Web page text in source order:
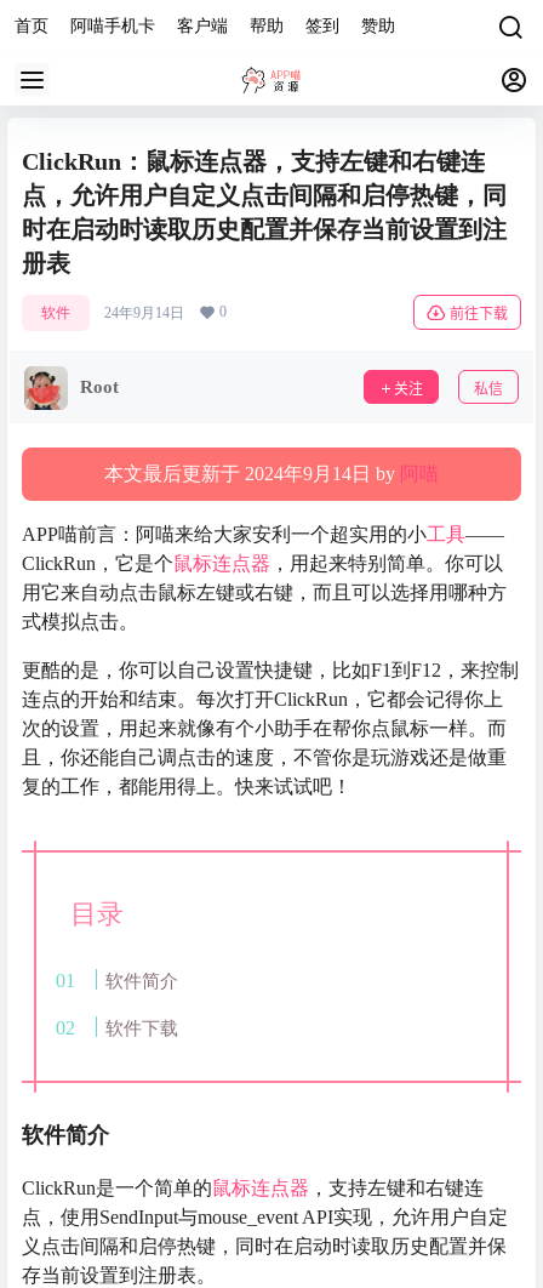
首页 阿喵手机卡 客户端 帮助 签到 赞助
ClickRun：鼠标连点器，支持左键和右键连
点，允许用户自定义点击间隔和启停热键，同
时在启动时读取历史配置并保存当前设置到注
册表
软件 24年9月14日 0 前往下载
Root 关注 私信
本文最后更新于 2024年9月14日 by 阿喵
APP喵前言：阿喵来给大家安利一个超实用的小工具——
ClickRun，它是个鼠标连点器 ，用起来特别简单。你可以
用它来自动点击鼠标左键或右键，而且可以选择用哪种方
式模拟点击。
更酷的是，你可以自己设置快捷键，比如F1到F12，来控制
连点的开始和结束。每次打开ClickRun，它都会记得你上
次的设置，用起来就像有个小助手在帮你点鼠标一样。而
且，你还能自己调点击的速度，不管你是玩游戏还是做重
复的工作，都能用得上。快来试试吧！
目录
软件简介
软件下载
软件简介
ClickRun是一个简单的鼠标连点器 ，支持左键和右键连
点，使用SendInput与mouse_event API实现，允许用户自定
义点击间隔和启停热键，同时在启动时读取历史配置并保
存当前设置到注册表。